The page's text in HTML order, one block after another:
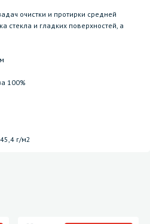
очистки и протирки средней
стекла и гладких поверхностей, а
100%
г/м2